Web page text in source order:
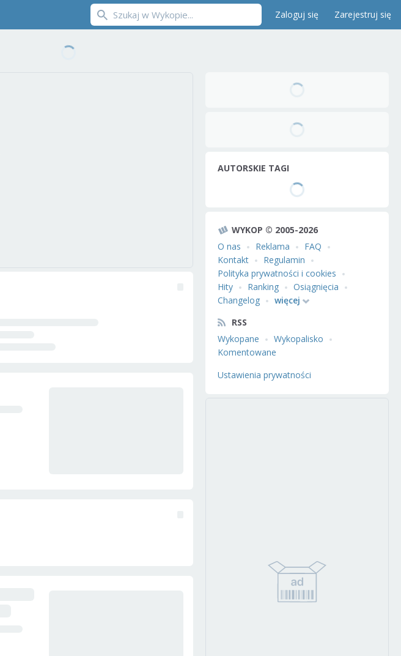
Zaloguj się Zarejestruj się
AUTORSKIE TAGI
WYKOP © 2005-2026
O nas
Reklama
FAQ
Kontakt
Regulamin
Polityka prywatności i cookies
Hity
Ranking
Osiągnięcia
Changelog
więcej
RSS
Wykopane
Wykopalisko
Komentowane
Ustawienia prywatności